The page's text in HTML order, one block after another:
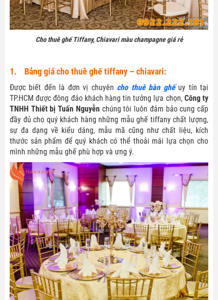
Cho thuê ghế Tiffany, Chiavari màu champagne giá rẻ
1. Bảng giá cho thuê ghế tiffany – chiavari:
Được biết đến là đơn vị chuyên cho thuê bàn ghếuy tín tại
TP.HCM được đông đảo khách hàng tin tưởng lựa chọn, Công ty
TNHH Thiết bị Tuấn Nguyễn chúng tôi luôn đảm bảo cung cấp
đầy đủ cho quý khách hàng những mẫu ghế tiffany chất lượng,
sự đa dạng về kiểu dáng, mẫu mã cũng như chất liệu, kích
thước sản phẩm để quý khách có thể thoải mái lựa chọn cho
mình những mẫu ghế phù hợp và ưng ý.